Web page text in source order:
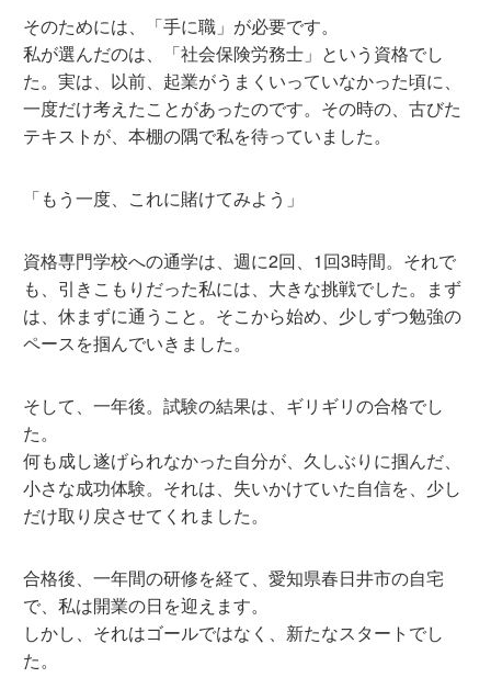
そのためには、「手に職」が必要です。
私が選んだのは、「社会保険労務士」という資格でし
た。実は、以前、起業がうまくいっていなかった頃に、
一度だけ考えたことがあったのです。その時の、古びた
テキストが、本棚の隅で私を待っていました。
「もう一度、これに賭けてみよう」
資格専門学校への通学は、週に2回、1回3時間。それで
も、引きこもりだった私には、大きな挑戦でした。まず
は、休まずに通うこと。そこから始め、少しずつ勉強の
ペースを掴んでいきました。
そして、一年後。試験の結果は、ギリギリの合格でし
た。
何も成し遂げられなかった自分が、久しぶりに掴んだ、
小さな成功体験。それは、失いかけていた自信を、少し
だけ取り戻させてくれました。
合格後、一年間の研修を経て、愛知県春日井市の自宅
で、私は開業の日を迎えます。
しかし、それはゴールではなく、新たなスタートでし
た。